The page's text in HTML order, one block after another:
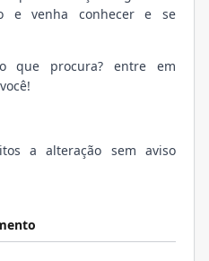
e venha conhecer e se
que procura? entre em
a alteração sem aviso